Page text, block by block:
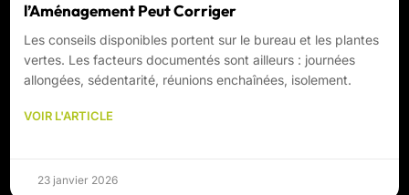
l’Aménagement Peut Corriger
Les conseils disponibles portent sur le bureau et les plantes
vertes. Les facteurs documentés sont ailleurs : journées
allongées, sédentarité, réunions enchaînées, isolement.
VOIR L'ARTICLE
23 janvier 2026